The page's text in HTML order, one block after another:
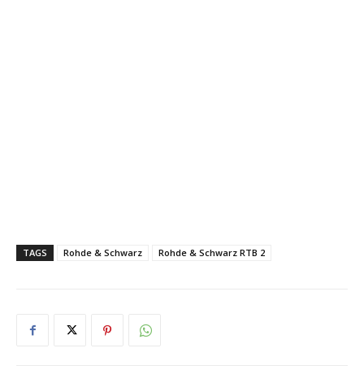
TAGS Rohde & Schwarz Rohde & Schwarz RTB 2